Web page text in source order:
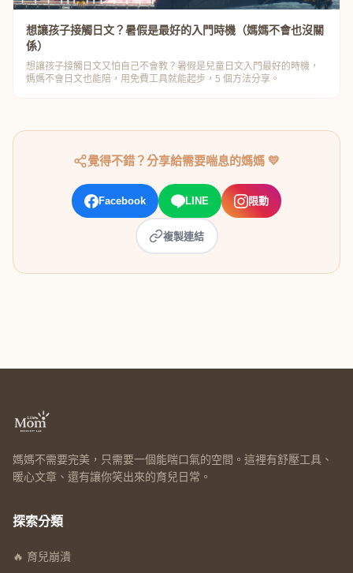
想讓孩子接觸日文？暑假是最好的入門時機（媽媽不會也沒關
係）
想讓孩子接觸日文又怕自己不會教？暑假是兒童日文入門最好的時機，
媽媽不會日文也能陪，用免費工具就能起步，5 個方法分享。
覺得不錯？分享給需要喘息的媽媽 💛
Facebook LINE 限動
複製連結
媽媽不需要完美，只需要一個能喘口氣的空間。這裡有舒壓工具、
暖心文章、還有讓你笑出來的育兒日常。
探索分類
🔥 育兒崩潰